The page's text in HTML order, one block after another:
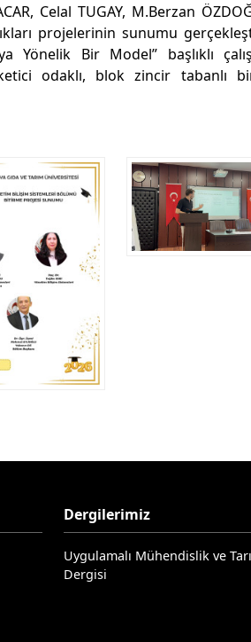
Celal TUGAY, M.Berzan
projelerinin sunumu
Yönelik Bir Model” başlıklı
odaklı, blok zincir tabanlı
Dergilerimiz
Uygulamalı Mühendislik ve
Dergisi